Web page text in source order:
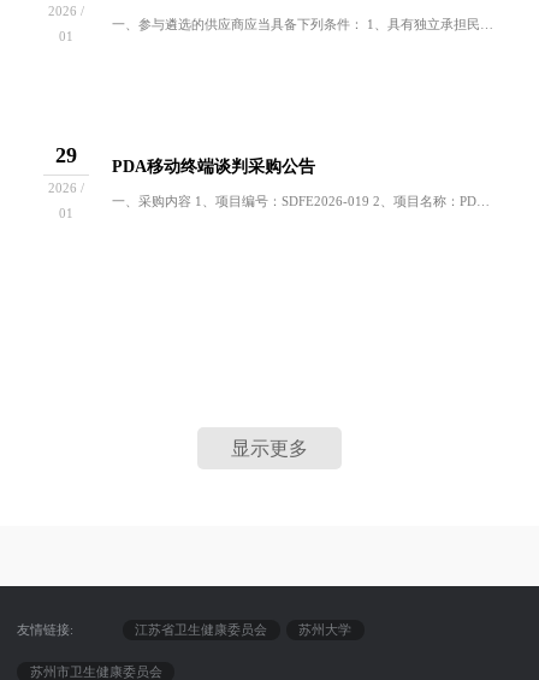
2026 /
01
一、参与遴选的供应商应当具备下列条件： 1、具有独立承担民事责任的能力； 2、具有良好的商业信誉和健全的财务会计制度； 3、具有履行合同所必...
29
2026 /
01
PDA移动终端谈判采购公告
一、采购内容 1、项目编号：SDFE2026-019 2、项目名称：PDA移动终端 3、项目数量：60台 4、项目说明：用于移动护理工作。二...
显示更多
友情链接: 江苏省卫生健康委员会 苏州大学
苏州市卫生健康委员会